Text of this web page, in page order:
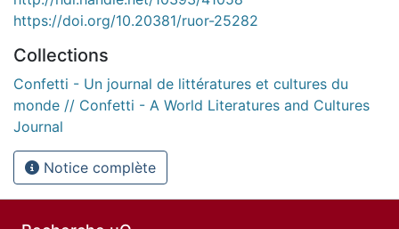
https://doi.org/10.20381/ruor-25282
Collections
Confetti - Un journal de littératures et cultures du
monde // Confetti - A World Literatures and Cultures
Journal
Notice complète